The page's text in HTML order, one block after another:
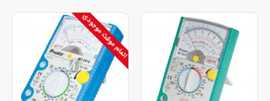
اتمام موقت موجودی